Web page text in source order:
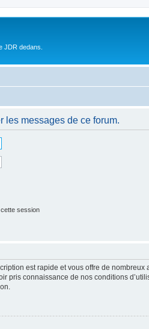
JDR dedans.
les messages de ce forum.
session
est rapide et vous offre de
pris connaissance de nos conditions